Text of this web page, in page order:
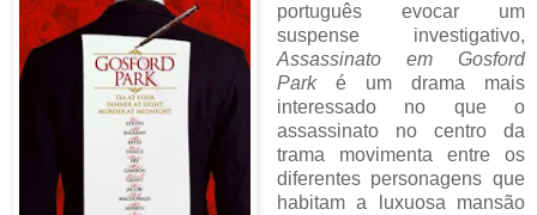
português evocar um
suspense investigativo,
Assassinato em Gosford
Park é um drama mais
interessado no que o
assassinato no centro da
trama movimenta entre os
diferentes personagens que
habitam a luxuosa mansão